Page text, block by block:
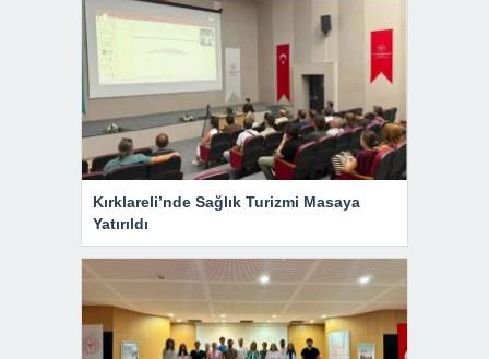
Kırklareli’nde Sağlık Turizmi Masaya
Yatırıldı